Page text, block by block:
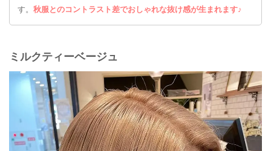
す。 秋服とのコントラスト差でおしゃれな抜け感が生まれます♪
ミルクティーベージュ